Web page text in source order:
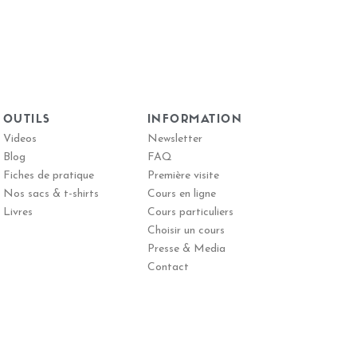
OUTILS
Videos
Blog
Fiches de pratique
Nos sacs & t-shirts
Livres
INFORMATION
Newsletter
FAQ
Première visite
Cours en ligne
Cours particuliers
Choisir un cours
Presse & Media
Contact